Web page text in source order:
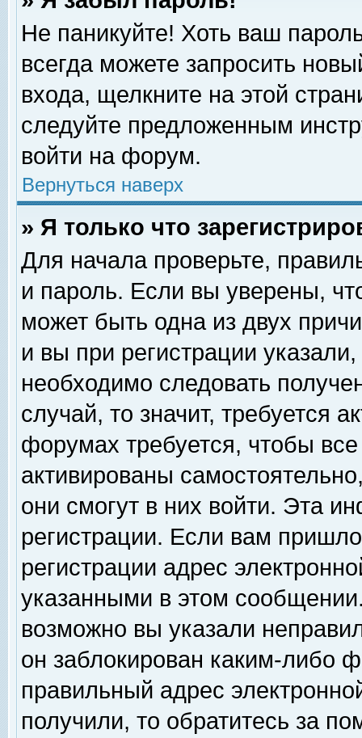
Не паникуйте! Хоть ваш
всегда можете запросить
входа, щелкните на этой
следуйте предложенным
войти на форум.
Вернуться наверх
» Я только что
Для начала проверьте,
и пароль. Если вы уверены,
может быть одна из двух
и вы при регистрации
необходимо следовать
случай, то значит, требуется
форумах требуется, чтобы
активированы
они смогут в них войти. Эта
регистрации. Если вам
регистрации адрес
указанными в этом
возможно вы указали
он заблокирован каким-либо
правильный адрес
получили, то обратитесь за